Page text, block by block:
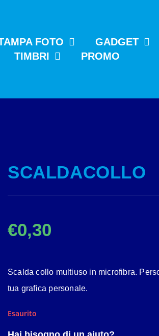
FOTO
GADGET
TIMBRI PROMO
SCALDACOLLO
€0,30
Scalda collo multiuso in microfibra.
tua grafica personale.
Esaurito